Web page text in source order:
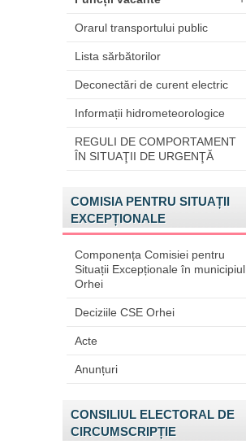
Orarul transportului public
Lista sărbătorilor
Deconectări de curent electric
Informații hidrometeorologice
REGULI DE COMPORTAMENT
ÎN SITUAŢII DE URGENŢĂ
COMISIA PENTRU SITUAȚII
EXCEPȚIONALE
Componența Comisiei pentru
Situații Excepționale în municipiul
Orhei
Deciziile CSE Orhei
Acte
Anunțuri
CONSILIUL ELECTORAL DE
CIRCUMSCRIPȚIE